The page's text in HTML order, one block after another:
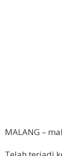
MALANG –